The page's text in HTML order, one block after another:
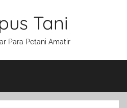
Tani
Para Petani Amatir